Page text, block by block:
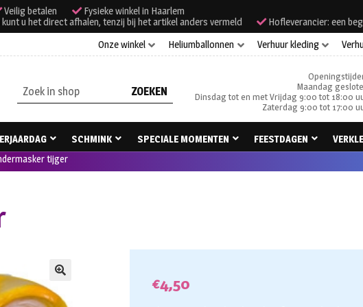
Veilig betalen
Fysieke winkel in Haarlem
u het direct afhalen, tenzij bij het artikel anders vermeld
Hofleverancier: een
Onze winkel
Heliumballonnen Verhuur kleding
Zoeken
naar:
Maandag
Dinsdag tot en met Vrijdag 9:00 tot 18:00
Zaterdag 9:00 tot 17:00
SCHMINK SPECIALE MOMENTEN FEESTDAGEN
tijger
🔍 €4,50